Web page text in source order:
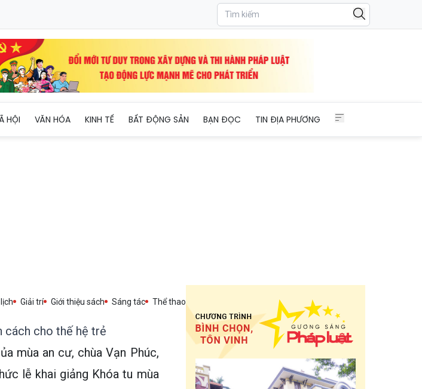
HỘI VĂN HÓA KINH TẾ BẤT ĐỘNG SẢN BẠN ĐỌC TIN ĐỊA PHƯƠNG
Giải trí Giới thiệu sách Sáng tác Thể thao
cách cho thế hệ trẻ
mùa an cư, chùa Vạn Phúc,
lễ khai giảng Khóa tu mùa